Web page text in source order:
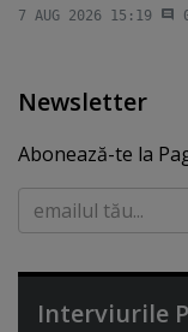
7 AUG 2026 15:19
Newsletter
Abonează-te la
Interviurile